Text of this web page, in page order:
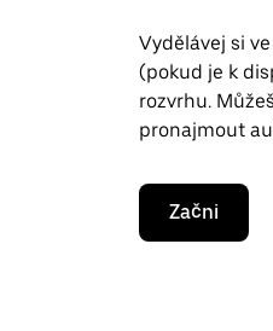
Vydělávej si
(pokud je k
rozvrhu.
pronajmout
Začni